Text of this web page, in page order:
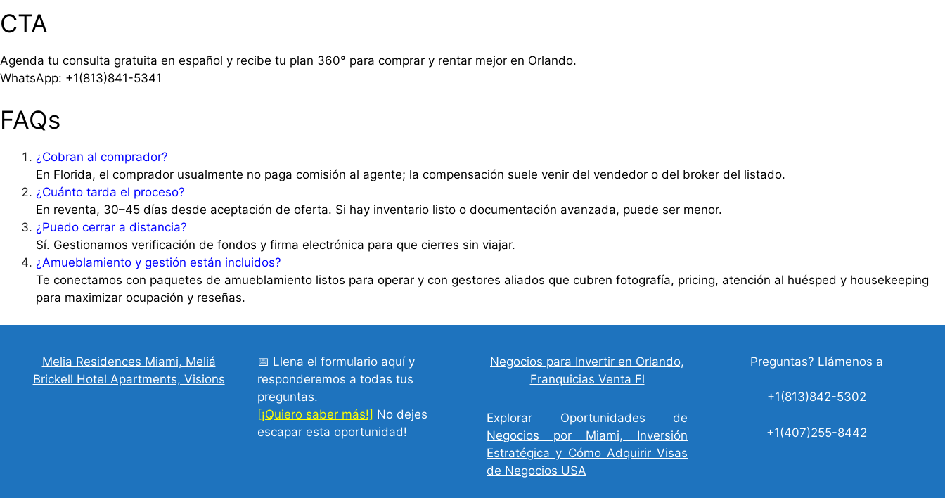
CTA
Agenda tu consulta gratuita en español y recibe tu plan 360° para comprar y rentar mejor en Orlando.
WhatsApp: +1(813)841-5341
FAQs
¿Cobran al comprador?
En Florida, el comprador usualmente no paga comisión al agente; la compensación suele venir del vendedor o del broker del listado.
¿Cuánto tarda el proceso?
En reventa, 30–45 días desde aceptación de oferta. Si hay inventario listo o documentación avanzada, puede ser menor.
¿Puedo cerrar a distancia?
Sí. Gestionamos verificación de fondos y firma electrónica para que cierres sin viajar.
¿Amueblamiento y gestión están incluidos?
Te conectamos con paquetes de amueblamiento listos para operar y con gestores aliados que cubren fotografía, pricing, atención al huésped y housekeeping
para maximizar ocupación y reseñas.
Melia Residences Miami, Meliá
Brickell Hotel Apartments, Visions
📅 Llena el formulario aquí y
responderemos a todas tus
preguntas.
[¡Quiero saber más!] No dejes
escapar esta oportunidad!
Negocios para Invertir en Orlando,
Franquicias Venta Fl
Explorar Oportunidades de
Negocios por Miami, Inversión
Estratégica y Cómo Adquirir Visas
de Negocios USA
Preguntas? Llámenos a
+1(813)842-5302
+1(407)255-8442